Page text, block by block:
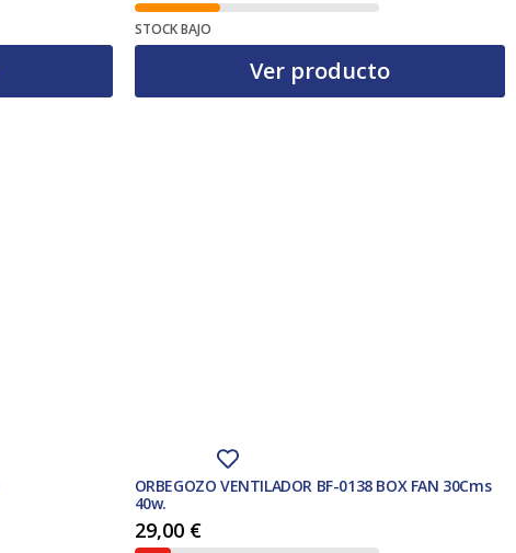
STOCK BAJO
Ver producto
ORBEGOZO VENTILADOR BF-0138 BOX FAN 30Cms
40w.
29,00 €